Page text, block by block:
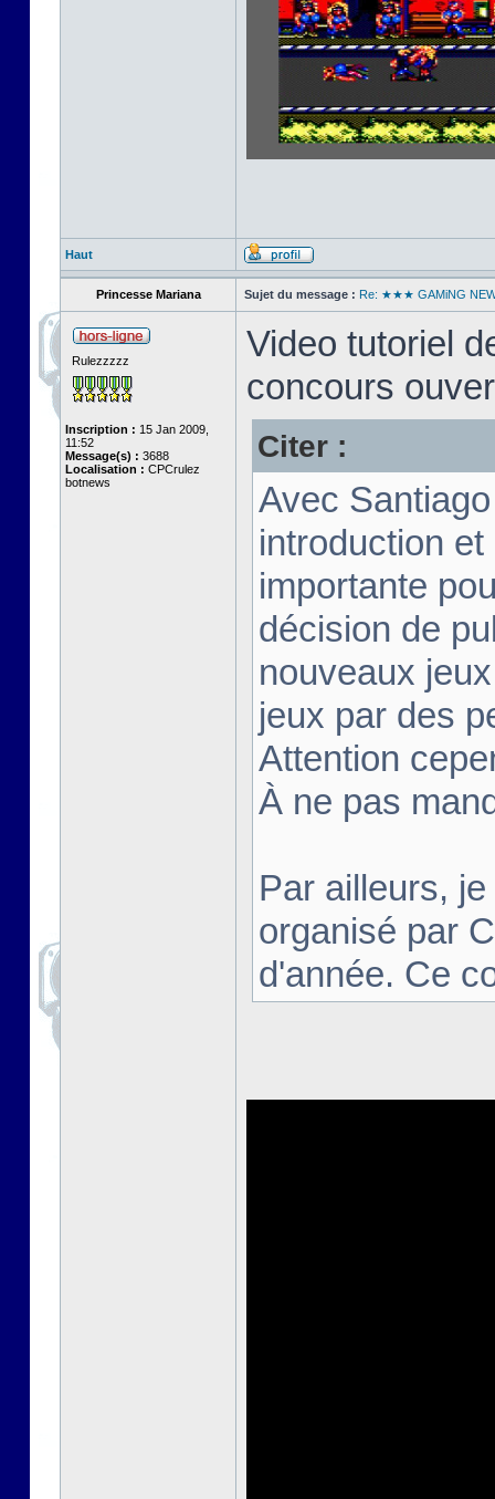
Haut
Princesse Mariana Sujet du message : Re: ★★★ GAMiNG
Rulezzzzz
Inscription : 15 Jan 2009,
11:52
Message(s) : 3688
Localisation : CPCrulez
botnews
Video tutoriel
concours
Citer :
Avec
introduction
importante
décision de
nouveaux
jeux par des
Attention
À ne pas
Par ailleurs,
organisé par
d'année. Ce